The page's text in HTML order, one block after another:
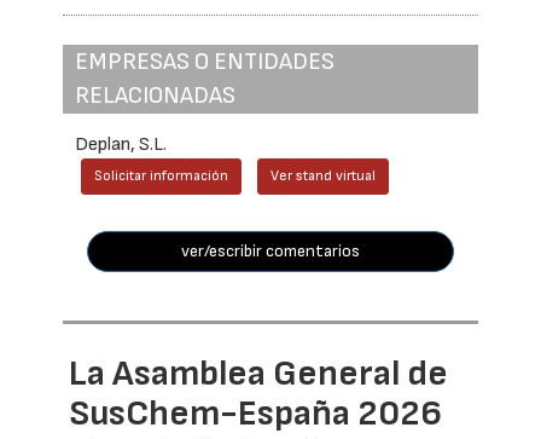
EMPRESAS O ENTIDADES
RELACIONADAS
Deplan, S.L.
Solicitar información Ver stand virtual
ver/escribir comentarios
La Asamblea General de
SusChem-España 2026